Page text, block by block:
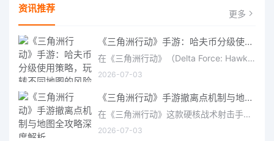
资讯推荐 更多
《三角洲行动》手游：哈夫币分级使用策略，玩转不同地图的风险与回报
在《三角洲行动》（Delta Force: Hawk Ops）“烽火地带”模式中，地图被划分为“普通”、“机密”和“绝密”三个
2026-07-03
《三角洲行动》手游撤离点机制与地图全攻略深度解析
在《三角洲行动》这款硬核战术射击手游中，撤离是每位干员行动的核心目标。无论你在战场中搜刮了多少高价值物
2026-07-03